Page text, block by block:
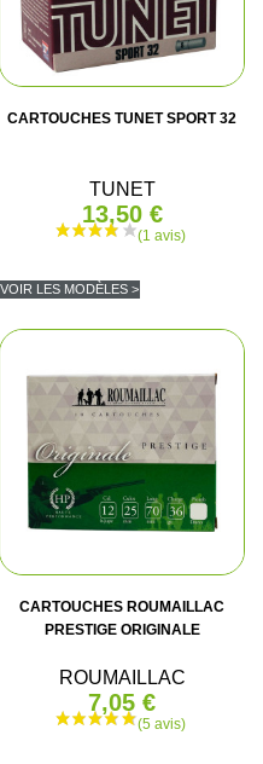
avis)
CARTOUCHES TUNET SPORT 32
TUNET
13,50 €
VOIR LES MODÈLES >
CARTOUCHES ROUMAILLAC
PRESTIGE ORIGINALE
ROUMAILLAC
7,05 €